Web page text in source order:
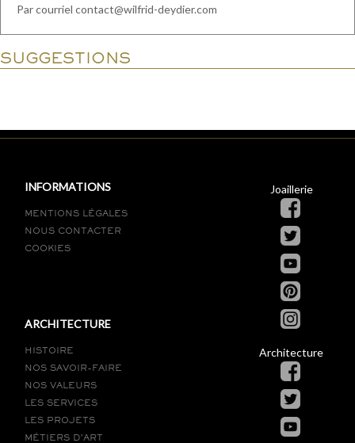
Par courriel contact@wilfrid-deydier.com
SUGGESTIONS
INFORMATIONS
MENTIONS LÉGALES
NOUS CONTACTER
COOKIES
ARCHITECTURE
HISTOIRE
NOS SAVOIR-FAIRE
NOS VALEURS
LES SERVICES
LES PROJETS
MÉTIERS D’ART
Joaillerie
Architecture